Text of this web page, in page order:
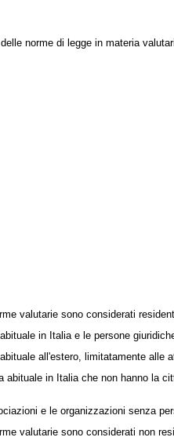
norme di legge in materia
valutarie sono considerati
in Italia e le persone
all'estero, limitatamente alle
in Italia che non hanno la
e le organizzazioni senza
valutarie sono considerati non